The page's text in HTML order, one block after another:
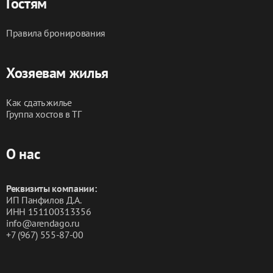
Правила бронирования
Хозяевам жилья
Как сдать жилье
Группа хостов в ТГ
О нас
Реквизиты компании:
ИП Панфилов Д.А.
ИНН 151100313356
info@arendago.ru
+7 (967) 555-87-00